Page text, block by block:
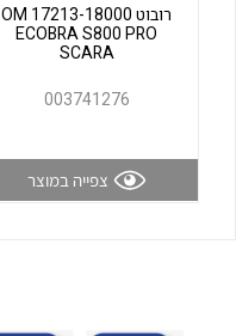
לכל מוצרי היצרן
רובוט OM 17213-18000
ECOBRA S800 PRO
SCARA
003741276
צפייה במוצר